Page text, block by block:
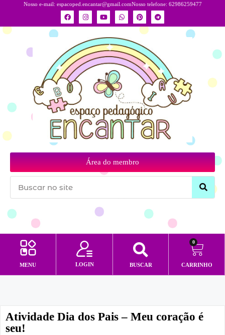
Nosso e-mail: espacoped.encantar@gmail.comNosso telefone: 62986259477
Área do membro
MENU LOGIN BUSCAR
0
CARRINHO
Atividade Dia dos Pais – Meu coração é
seu!